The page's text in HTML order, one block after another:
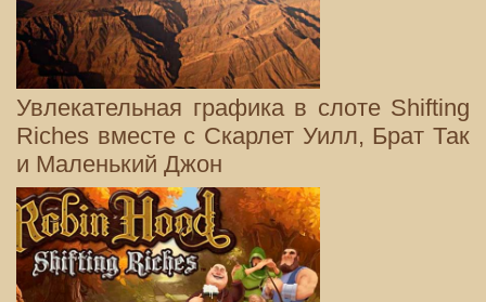
Увлекательная графика в слоте Shifting
Riches вместе с Скарлет Уилл, Брат Так
и Маленький Джон